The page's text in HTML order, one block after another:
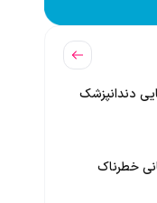
دندانپزشک
خطرناک